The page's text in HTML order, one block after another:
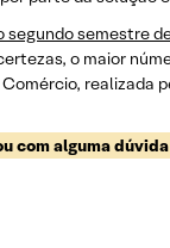
segundo semestre
o maior
realizada
com alguma